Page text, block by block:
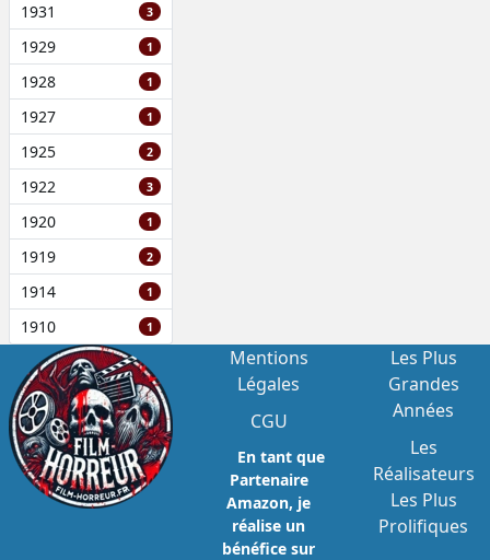
1931 3
1929 1
1928 1
1927 1
1925 2
1922 3
1920 1
1919 2
1914 1
1910 1
Mentions
Légales
CGU
En tant que
Partenaire
Amazon, je
réalise un
bénéfice sur
Les Plus
Grandes
Années
Les
Réalisateurs
Les Plus
Prolifiques